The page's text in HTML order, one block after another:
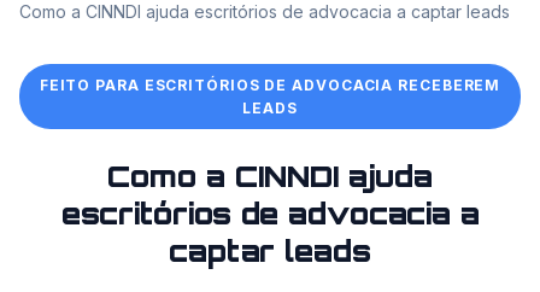
Como a CINNDI ajuda escritórios de advocacia a captar leads
FEITO PARA ESCRITÓRIOS DE ADVOCACIA RECEBEREM
LEADS
Como a CINNDI ajuda
escritórios de advocacia a
captar leads